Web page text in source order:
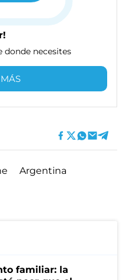
donde necesites
Argentina
familiar: la